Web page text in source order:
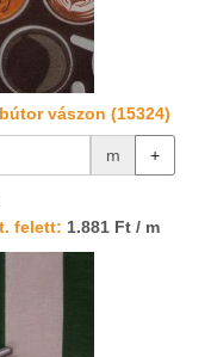
vászon (15324)
m +
felett: 1.881 Ft / m